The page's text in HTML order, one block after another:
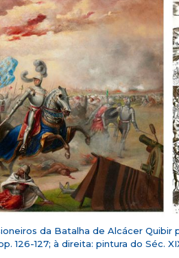
da Batalha de Alcácer
126-127; à direita: pintura do